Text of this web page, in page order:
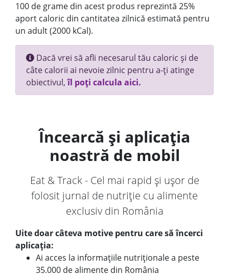
100 de grame din acest produs reprezintă 25%
aport caloric din cantitatea zilnică estimată pentru
un adult (2000 kCal).
Dacă vrei să afli necesarul tău caloric și de
câte calorii ai nevoie zilnic pentru a-ți atinge
obiectivul,îl poți calcula aici.
Încearcă și aplicația
noastră de mobil
Eat & Track - Cel mai rapid și ușor de
folosit jurnal de nutriție cu alimente
exclusiv din România
Uite doar câteva motive pentru care să încerci
aplicația:
Ai acces la informațiile nutriționale a peste
35.000 de alimente din România